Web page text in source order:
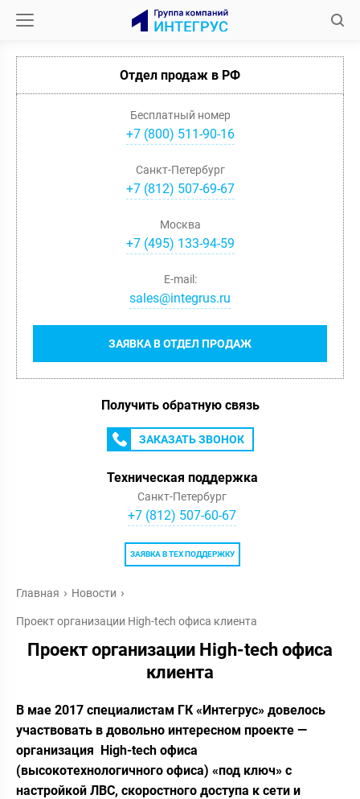
Отдел продаж в РФ
Бесплатный номер
+7 (800) 511-90-16
Санкт-Петербург
+7(812) 507-69-67
Москва
+7(495) 133-94-59
ЗАЯВКА В ОТДЕЛ ПРОДАЖ
E-mail:
sales@integrus.ru
Получить обратную связь
ЗАКАЗАТЬ ЗВОНОК
Техническая поддержка
Санкт-Петербург
+7 (812) 507-60-67
ЗАЯВКА В ТЕХ ПОДДЕРЖКУ
Главная Новости
Проект организации High-tech офиса клиента
Проект организации High-tech офиса
клиента
В мае 2017 специалистам ГК «Интегрус» довелось
участвовать в довольно интересном проекте —
организация High-tech офиса
(высокотехнологичного офиса) «под ключ» с
настройкой ЛВС, скоростного доступа к сети и